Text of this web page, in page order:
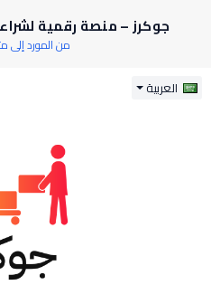
جوكرز – منصة رقمية لشراء
من المورد إلى
العربية